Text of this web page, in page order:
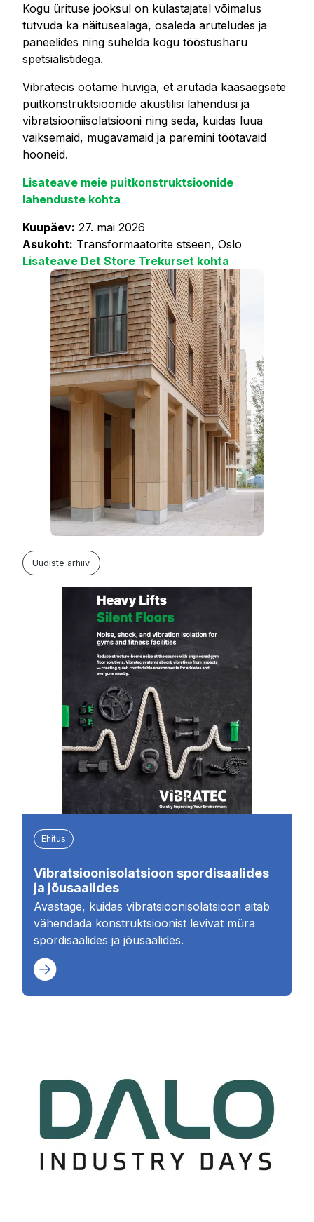
Kogu ürituse jooksul on külastajatel võimalus
tutvuda ka näitusealaga, osaleda aruteludes ja
paneelides ning suhelda kogu tööstusharu
spetsialistidega.
Vibratecis ootame huviga, et arutada kaasaegsete
puitkonstruktsioonide akustilisi lahendusi ja
vibratsiooniisolatsiooni ning seda, kuidas luua
vaiksemaid, mugavamaid ja paremini töötavaid
hooneid.
Lisateave meie puitkonstruktsioonide
lahenduste kohta
Kuupäev: 27. mai 2026
Asukoht: Transformaatorite stseen, Oslo
Lisateave Det Store Trekurset kohta
Uudiste arhiiv
Ehitus
Vibratsioonisolatsioon spordisaalides
ja jõusaalides
Avastage, kuidas vibratsioonisolatsioon aitab
vähendada konstruktsioonist levivat müra
spordisaalides ja jõusaalides.